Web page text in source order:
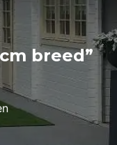
breed”